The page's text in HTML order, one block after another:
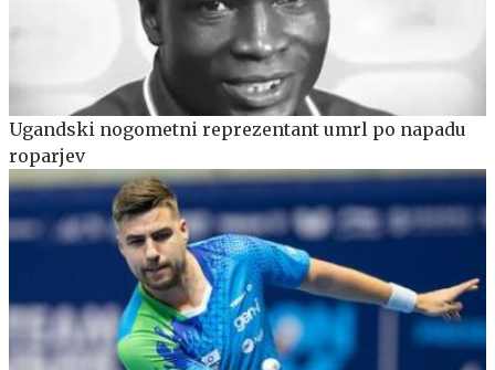
Ugandski nogometni reprezentant umrl po napadu
roparjev